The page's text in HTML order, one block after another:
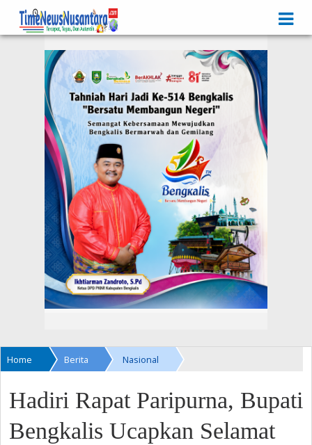
Iklan
Home Berita Nasional
Hadiri Rapat Paripurna, Bupati
Bengkalis Ucapkan Selamat